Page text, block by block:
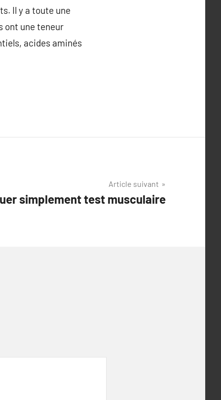
Il y a toute une
ont une teneur
acides aminés
Article suivant
simplement test musculaire